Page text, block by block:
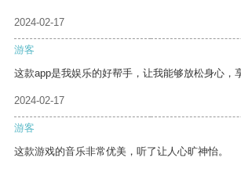
2024-02-17
游客
这款app是我娱乐的好帮手，让我能够放松身心，
2024-02-17
游客
这款游戏的音乐非常优美，听了让人心旷神怡。